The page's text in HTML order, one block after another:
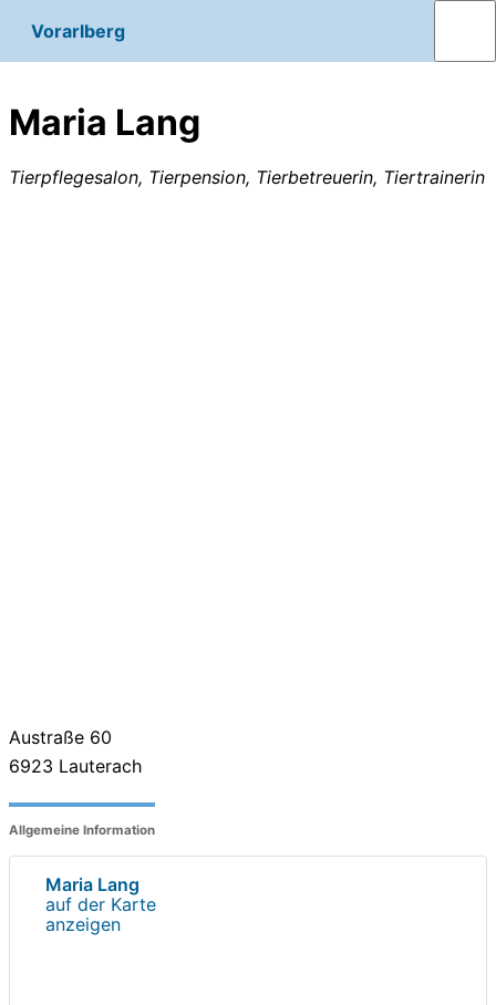
Vorarlberg
Maria Lang
Tierpflegesalon, Tierpension, Tierbetreuerin, Tiertrainerin
Austraße 60
6923 Lauterach
Allgemeine Information
Maria Lang
auf der Karte
anzeigen